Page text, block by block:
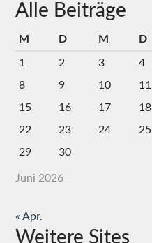
Alle Beiträge
Juni 2026
M D M D
1 2 3 4
8
9 10 11
15
16 17 18
22
23 24 25
29
30
« Apr.
Weitere Sites